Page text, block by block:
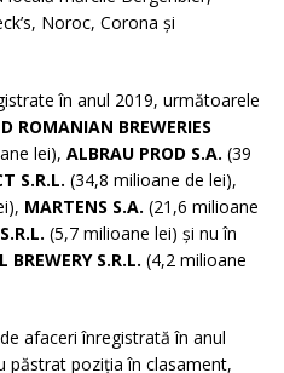
Noroc, Corona și
în anul 2019, următoarele
ROMANIAN BREWERIES
lei), ALBRAU PROD S.A. (39
S.R.L. (34,8 milioane de lei),
MARTENS S.A. (21,6 milioane
(5,7 milioane lei) și nu în
S.R.L. (4,2 milioane
afaceri înregistrată în anul
păstrat poziția în clasament,